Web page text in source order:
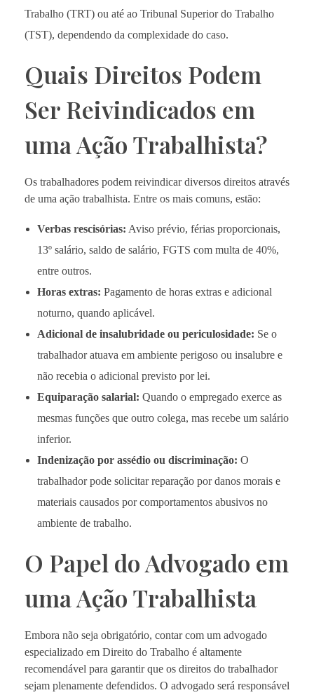
Trabalho (TRT) ou até ao Tribunal Superior do Trabalho
(TST), dependendo da complexidade do caso.
Quais Direitos Podem
Ser Reivindicados em
uma Ação Trabalhista?
Os trabalhadores podem reivindicar diversos direitos através
de uma ação trabalhista. Entre os mais comuns, estão:
Verbas rescisórias: Aviso prévio, férias proporcionais,
13º salário, saldo de salário, FGTS com multa de 40%,
entre outros.
Horas extras: Pagamento de horas extras e adicional
noturno, quando aplicável.
Adicional de insalubridade ou periculosidade: Se o
trabalhador atuava em ambiente perigoso ou insalubre e
não recebia o adicional previsto por lei.
Equiparação salarial: Quando o empregado exerce as
mesmas funções que outro colega, mas recebe um salário
inferior.
Indenização por assédio ou discriminação: O
trabalhador pode solicitar reparação por danos morais e
materiais causados por comportamentos abusivos no
ambiente de trabalho.
O Papel do Advogado em
uma Ação Trabalhista
Embora não seja obrigatório, contar com um advogado
especializado em Direito do Trabalho é altamente
recomendável para garantir que os direitos do trabalhador
sejam plenamente defendidos. O advogado será responsável